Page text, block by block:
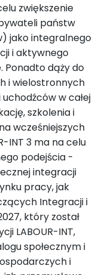
zwiększenie
państw
jako integralnego
i aktywnego
Ponadto dąży do
i wielostronnych
w całej
szkolenia i
wcześniejszych
INT 3 ma na celu
podejścia -
integracji
pracy, jak
Integracji i
który został
LABOUR-INT,
społecznym i
i